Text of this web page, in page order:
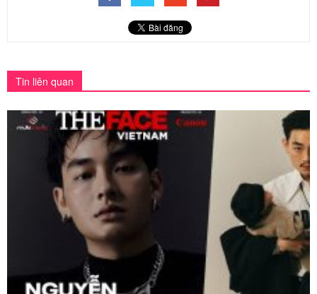
Tin liên quan